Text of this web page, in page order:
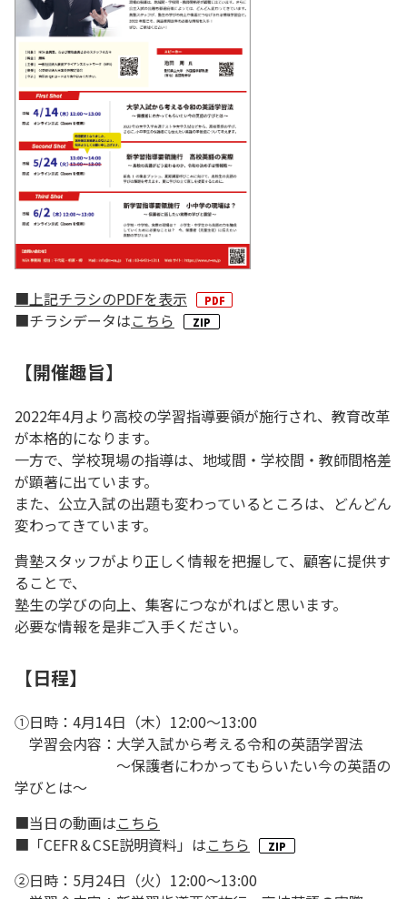
■上記チラシのPDFを表示
■チラシデータはこちら
【開催趣旨】
2022年4月より高校の学習指導要領が施行され、教育改革
が本格的になります。
一方で、学校現場の指導は、地域間・学校間・教師間格差
が顕著に出ています。
また、公立入試の出題も変わっているところは、どんどん
変わってきています。
貴塾スタッフがより正しく情報を把握して、顧客に提供す
ることで、
塾生の学びの向上、集客につながればと思います。
必要な情報を是非ご入手ください。
【日程】
①日時：4月14日（木）12:00～13:00
学習会内容：大学入試から考える令和の英語学習法
～保護者にわかってもらいたい今の英語の
学びとは～
■当日の動画はこちら
■「CEFR＆CSE説明資料」はこちら
②日時：5月24日（火）12:00～13:00